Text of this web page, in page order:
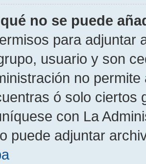
no se puede
para adjuntar
usuario y son
no
ó solo ciertos
con La
puede adjuntar